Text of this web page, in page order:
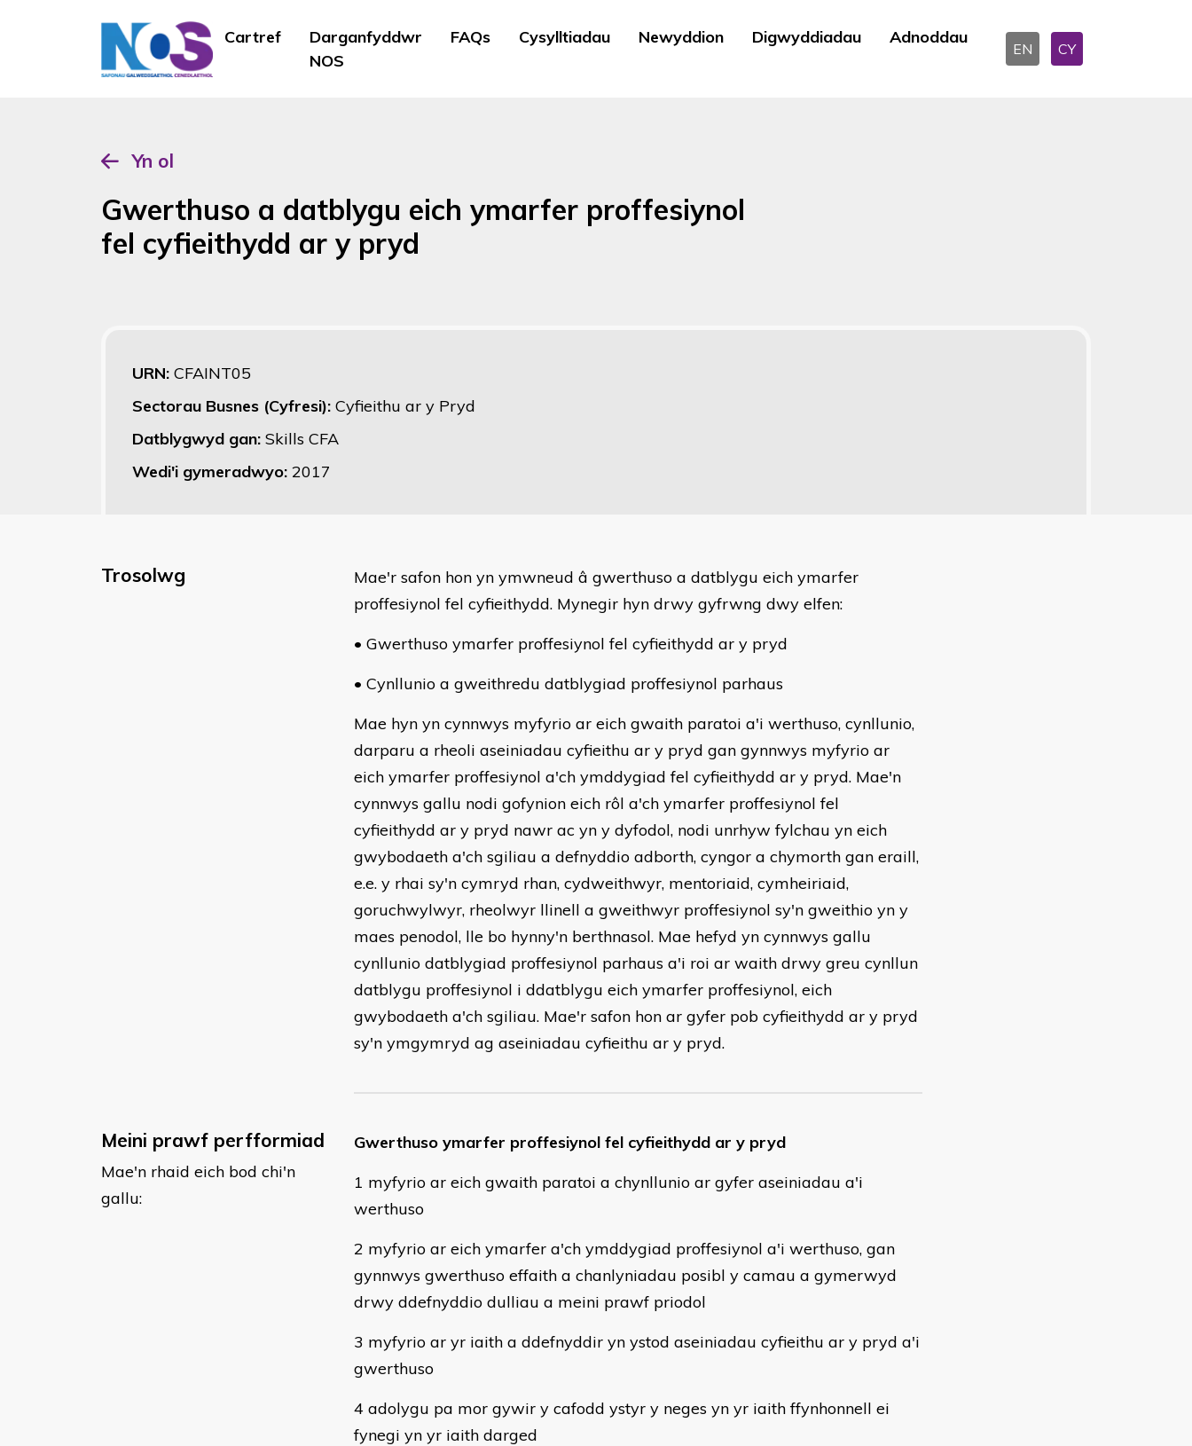
Cartref
Darganfyddwr
NOS
FAQs Cysylltiadau Newyddion Digwyddiadau Adnoddau
EN CY
Yn ol
Gwerthuso a datblygu eich ymarfer proffesiynol
fel cyfieithydd ar y pryd
URN: CFAINT05
Sectorau Busnes (Cyfresi): Cyfieithu ar y Pryd
Datblygwyd gan: Skills CFA
Wedi'i gymeradwyo: 2017
Trosolwg
Mae'r safon hon yn ymwneud â gwerthuso a datblygu eich ymarfer
proffesiynol fel cyfieithydd. Mynegir hyn drwy gyfrwng dwy elfen:
• Gwerthuso ymarfer proffesiynol fel cyfieithydd ar y pryd
• Cynllunio a gweithredu datblygiad proffesiynol parhaus
Mae hyn yn cynnwys myfyrio ar eich gwaith paratoi a'i werthuso, cynllunio,
darparu a rheoli aseiniadau cyfieithu ar y pryd gan gynnwys myfyrio ar
eich ymarfer proffesiynol a'ch ymddygiad fel cyfieithydd ar y pryd. Mae'n
cynnwys gallu nodi gofynion eich rôl a'ch ymarfer proffesiynol fel
cyfieithydd ar y pryd nawr ac yn y dyfodol, nodi unrhyw fylchau yn eich
gwybodaeth a'ch sgiliau a defnyddio adborth, cyngor a chymorth gan eraill,
e.e. y rhai sy'n cymryd rhan, cydweithwyr, mentoriaid, cymheiriaid,
goruchwylwyr, rheolwyr llinell a gweithwyr proffesiynol sy'n gweithio yn y
maes penodol, lle bo hynny'n berthnasol. Mae hefyd yn cynnwys gallu
cynllunio datblygiad proffesiynol parhaus a'i roi ar waith drwy greu cynllun
datblygu proffesiynol i ddatblygu eich ymarfer proffesiynol, eich
gwybodaeth a'ch sgiliau. Mae'r safon hon ar gyfer pob cyfieithydd ar y pryd
sy'n ymgymryd ag aseiniadau cyfieithu ar y pryd.
Meini prawf perfformiad
Mae'n rhaid eich bod chi'n
gallu:
Gwerthuso ymarfer proffesiynol fel cyfieithydd ar y pryd
1 myfyrio ar eich gwaith paratoi a chynllunio ar gyfer aseiniadau a'i
werthuso
2 myfyrio ar eich ymarfer a'ch ymddygiad proffesiynol a'i werthuso, gan
gynnwys gwerthuso effaith a chanlyniadau posibl y camau a gymerwyd
drwy ddefnyddio dulliau a meini prawf priodol
3 myfyrio ar yr iaith a ddefnyddir yn ystod aseiniadau cyfieithu ar y pryd a'i
gwerthuso
4 adolygu pa mor gywir y cafodd ystyr y neges yn yr iaith ffynhonnell ei
fynegi yn yr iaith darged